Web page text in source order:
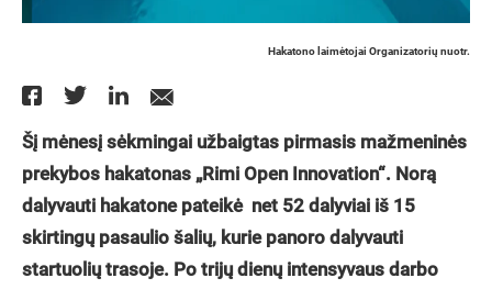
Hakatono laimėtojai Organizatorių nuotr.
Šį mėnesį sėkmingai užbaigtas pirmasis mažmeninės
prekybos hakatonas „Rimi Open Innovation“. Norą
dalyvauti hakatone pateikė net 52 dalyviai iš 15
skirtingų pasaulio šalių, kurie panoro dalyvauti
startuolių trasoje. Po trijų dienų intensyvaus darbo